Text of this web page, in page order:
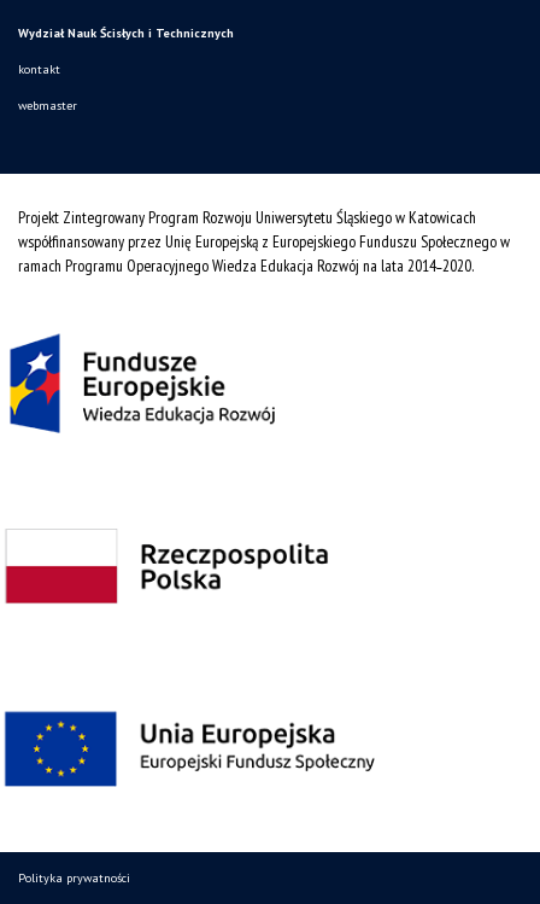
Wydział Nauk Ścisłych i Technicznych
kontakt
webmaster
Projekt Zintegrowany Program Rozwoju Uniwersytetu Śląskiego w Katowicach
współfinansowany przez Unię Europejską z Europejskiego Funduszu Społecznego w
ramach Programu Operacyjnego Wiedza Edukacja Rozwój na lata 2014˗2020.
Polityka prywatności